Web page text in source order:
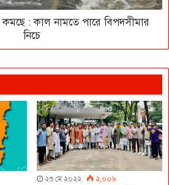
কমছে : কাল নামতে পারে বিপদসীমার
নিচে
২৩ মে ২০২২ ২,০০৬